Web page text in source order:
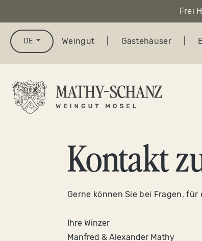
Frei
DE Weingut Gästehäuser
Kontakt
Gerne können Sie bei Fragen,
Ihre Winzer
Manfred & Alexander Mathy